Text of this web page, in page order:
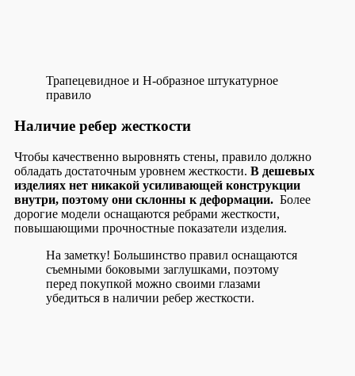
Трапецевидное и H-образное штукатурное
правило
Наличие ребер жесткости
Чтобы качественно выровнять стены, правило должно
обладать достаточным уровнем жесткости. В дешевых
изделиях нет никакой усиливающей конструкции
внутри, поэтому они склонны к деформации. Более
дорогие модели оснащаются ребрами жесткости,
повышающими прочностные показатели изделия.
На заметку! Большинство правил оснащаются
съемными боковыми заглушками, поэтому
перед покупкой можно своими глазами
убедиться в наличии ребер жесткости.